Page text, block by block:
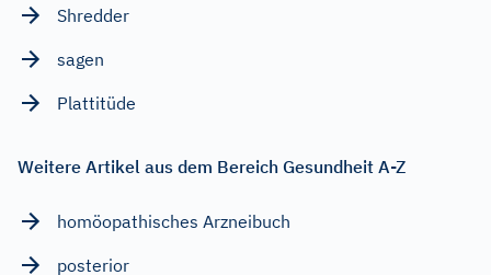
Shredder
sagen
Plattitüde
Weitere Artikel aus dem Bereich Gesundheit A-Z
homöopathisches Arzneibuch
posterior